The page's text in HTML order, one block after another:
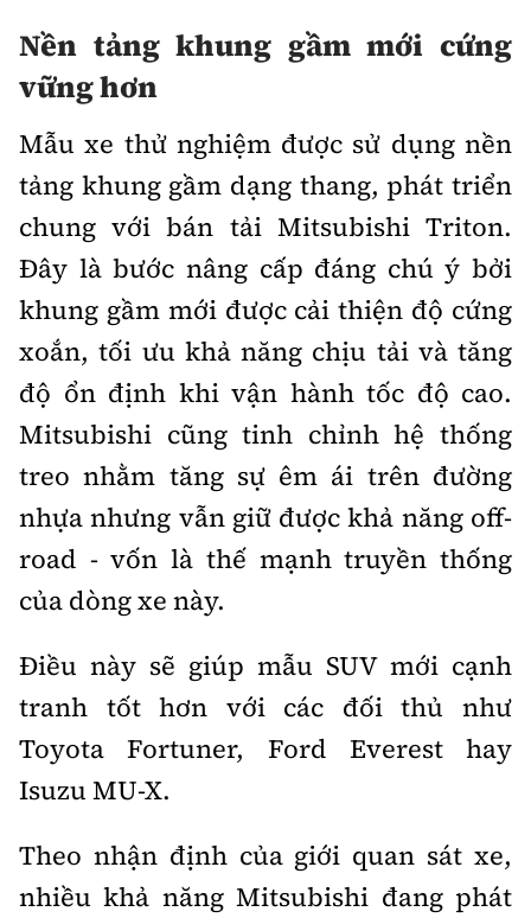
Nền tảng khung gầm mới cứng
vững hơn
Mẫu xe thử nghiệm được sử dụng nền
tảng khung gầm dạng thang, phát triển
chung với bán tải Mitsubishi Triton.
Đây là bước nâng cấp đáng chú ý bởi
khung gầm mới được cải thiện độ cứng
xoắn, tối ưu khả năng chịu tải và tăng
độ ổn định khi vận hành tốc độ cao.
Mitsubishi cũng tinh chỉnh hệ thống
treo nhằm tăng sự êm ái trên đường
nhựa nhưng vẫn giữ được khả năng off-
road - vốn là thế mạnh truyền thống
của dòng xe này.
Điều này sẽ giúp mẫu SUV mới cạnh
tranh tốt hơn với các đối thủ như
Toyota Fortuner, Ford Everest hay
Isuzu MU-X.
Theo nhận định của giới quan sát xe,
nhiều khả năng Mitsubishi đang phát